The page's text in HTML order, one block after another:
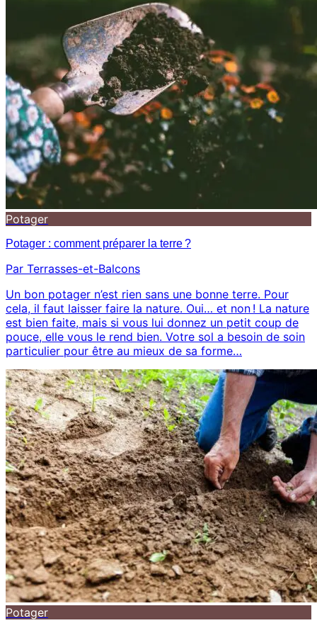
Potager
Potager : comment préparer la terre ?
Par Terrasses-et-Balcons
Un bon potager n’est rien sans une bonne terre. Pour
cela, il faut laisser faire la nature. Oui… et non ! La nature
est bien faite, mais si vous lui donnez un petit coup de
pouce, elle vous le rend bien. Votre sol a besoin de soin
particulier pour être au mieux de sa forme…
Potager